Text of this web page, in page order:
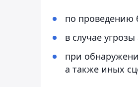
по проведению
в случае
при
а также иных